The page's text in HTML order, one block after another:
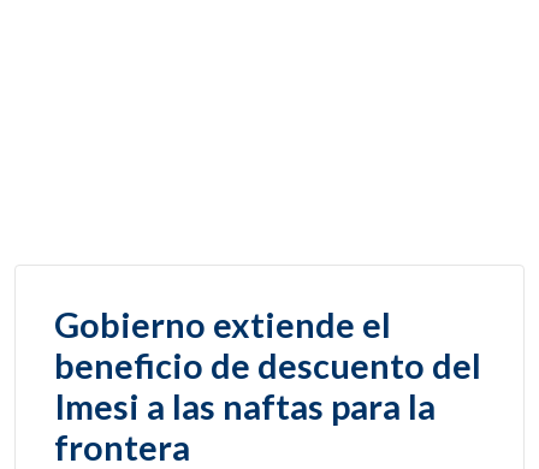
Gobierno extiende el
beneficio de descuento del
Imesi a las naftas para la
frontera